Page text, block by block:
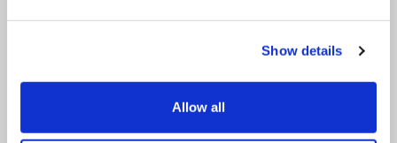
Show details
Allow all
productos e instalaciones de K-FLEX.
LEER TODAS LAS NOTICIAS